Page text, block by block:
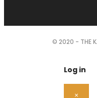
© 2020 - THE
Log in
×